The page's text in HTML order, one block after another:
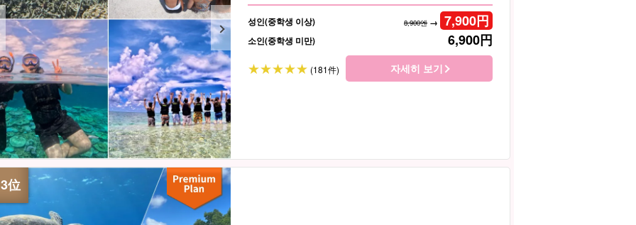
성인(중학생 이상) 8,900엔→ 7,900円
소인(중학생 미만) 6,900円
(181件) 자세히 보기